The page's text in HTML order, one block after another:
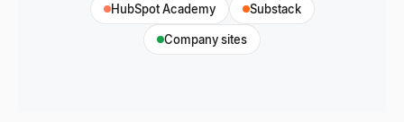
HubSpot Academy Substack
Company sites